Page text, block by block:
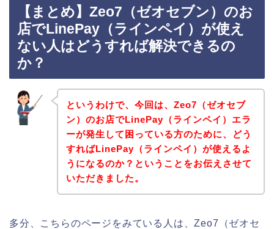
【まとめ】Zeo7（ゼオセブン）のお
店でLinePay（ラインペイ）が使え
ない人はどうすれば解決できるの
か？
というわけで、今回は、Zeo7（ゼオセブ
ン）のお店でLinePay（ラインペイ）エラ
ーが発生して困っている方のために、どう
すればLinePay（ラインペイ）が使えるよ
うになるのか？ということをお伝えさせて
いただきました。
多分、こちらのページをみている人は、Zeo7（ゼオセ